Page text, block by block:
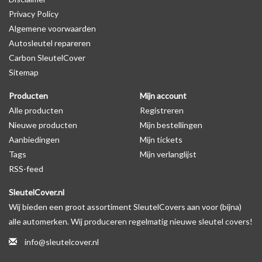
Levering
Voor 16:00 besteld = Dezelfde dag verzonden
Verzending naar België: 1/3 werkdagen
Merk: SleutelCover
Geschikt voor: Kia
Gewicht: 20g
Materiaal: TPU
Geschikt voor o.a. de volgende modellen:
* Afhankelijk van het bouwjaar
* Controleer
altijd alsnog eerst uw model sleutel met het
Privacy Policy
Algemene voorwaarden
Autosleutel repareren
Carbon SleutelCover
Sitemap
Producten
Alle producten
Nieuwe producten
Aanbiedingen
Tags
RSS-feed
Mijn account
Registreren
Mijn bestellingen
Mijn tickets
Mijn verlanglijst
SleutelCover.nl
Wij bieden een groot assortiment SleutelCovers aan voor (bijna)
alle automerken. Wij produceren regelmatig nieuwe sleutel covers!
info@sleutelcover.nl